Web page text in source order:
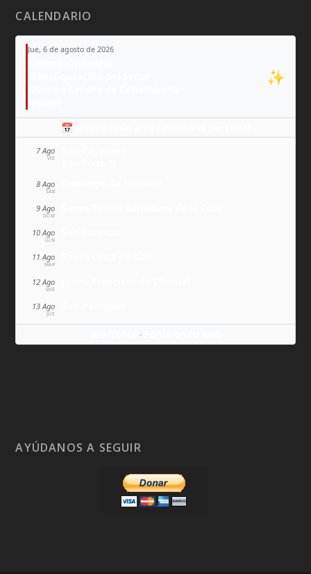
CALENDARIO
Jue, 6 de agosto de 2026
✨
📅 Añade todo a tu calendario personal
7 Ago
VIE
8 Ago
SÁB
9 Ago
DOM
10 Ago
LUN
11 Ago
MAR
12 Ago
MIÉ
13 Ago
JUE
·
AYÚDANOS A SEGUIR